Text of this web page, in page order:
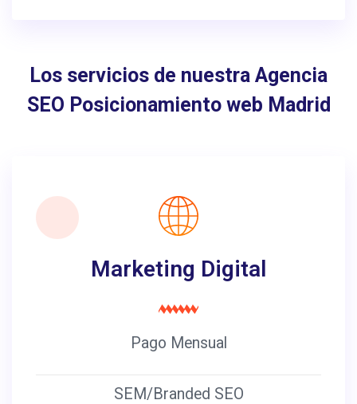
Los servicios de nuestra Agencia
SEO Posicionamiento web Madrid
Marketing Digital
Pago Mensual
SEM/Branded SEO